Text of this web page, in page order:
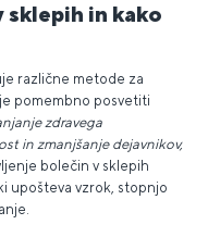
in kako
različne metode za
pomembno posvetiti
zdravega
in zmanjšanje dejavnikov,
bolečin v sklepih
upošteva vzrok, stopnjo